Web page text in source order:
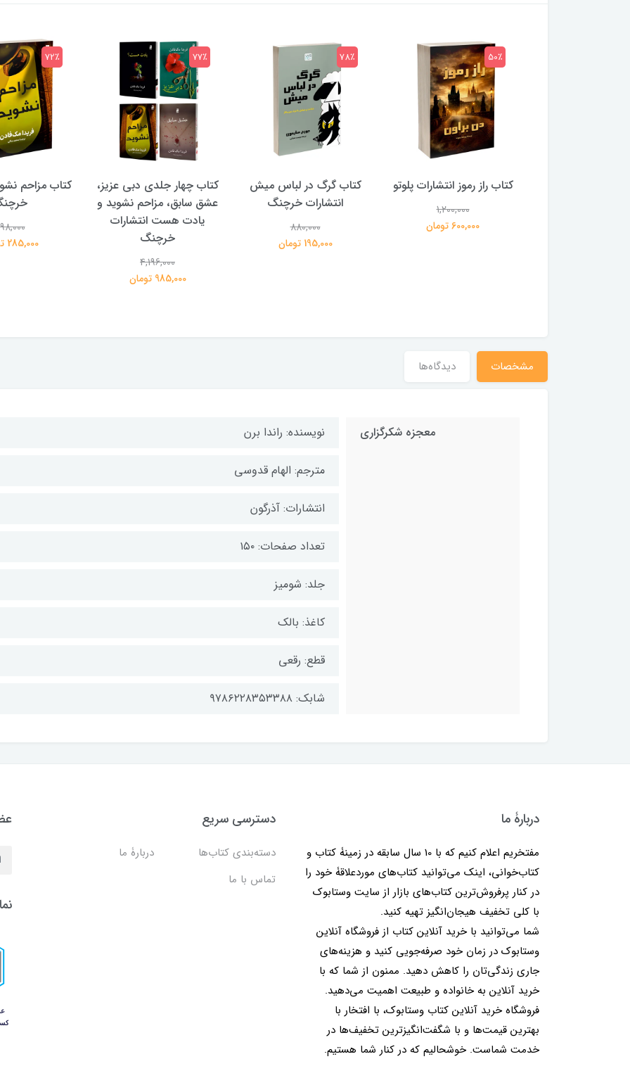
کتاب راز رموز انتشارات پلوتو
1,200,000
600,000 تومان
50٪
کتاب گرگ در لباس میش
انتشارات خرچنگ
880,000
195,000 تومان
78٪
کتاب چهار جلدی دبی عزیز،
عشق سابق، مزاحم نشوید و
یادت هست انتشارات
خرچنگ
4,196,000
985,000 تومان
77٪
کتاب مزاحم
285,000 تومان
72٪
مشخصات دیدگاه‌ها
معجزه شکرگزاری نویسنده: راندا برن
مترجم: الهام قدوسی
انتشارات: آذرگون
تعداد صفحات: ۱۵۰
جلد: شومیز
کاغذ: بالک
قطع: رقعی
شابک: ۹۷۸۶۲۲۸۳۵۳۳۸۸
دربارۀ ما
مفتخریم اعلام کنیم که با 10 سال سابقه در زمینۀ کتاب و
کتاب‌خوانی، اینک می‌توانید کتاب‌های موردعلاقۀ خود را
در کنار پرفروش‌ترین کتاب‌های بازار از سایت وستابوک
با کلی تخفیف هیجان‌انگیز تهیه کنید.
شما می‌توانید با خرید آنلاین کتاب از فروشگاه آنلاین
وستابوک در زمان خود صرفه‌جویی کنید و هزینه‌های
جاری زندگی‌تان را کاهش دهید. ممنون از شما که با
خرید آنلاین به خانواده و طبیعت اهمیت می‌دهید.
فروشگاه خرید آنلاین کتاب وستابوک، با افتخار با
بهترین قیمت‌ها و با شگفت‌انگیزترین تخفیف‌ها در
خدمت شماست. خوشحالیم که در کنار شما هستیم.
دسترسی سریع
دسته‌بندی کتاب‌ها
دربارۀ ما
تماس با ما